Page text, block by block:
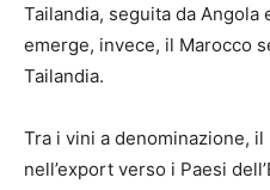
Tailandia, seguita da Angola
emerge, invece, il Marocco
Tailandia.
Tra i vini a denominazione,
nell’export verso i Paesi